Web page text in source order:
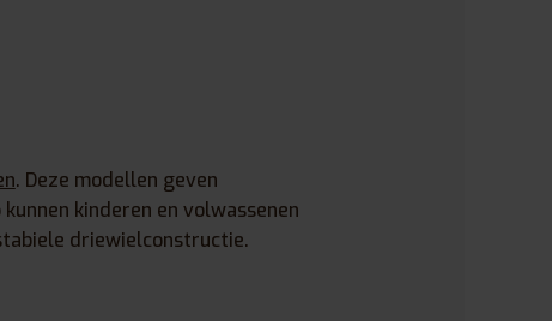
. Deze modellen geven
kinderen en volwassenen
driewielconstructie.